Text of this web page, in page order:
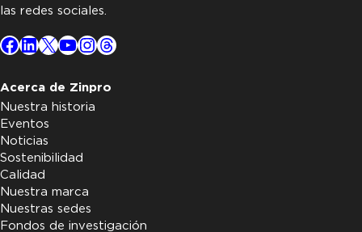
las redes sociales.
Facebook
LinkedIn
X YouTube
Instagram
Threads
Acerca de Zinpro
Nuestra historia
Eventos
Noticias
Sostenibilidad
Calidad
Nuestra marca
Nuestras sedes
Fondos de investigación